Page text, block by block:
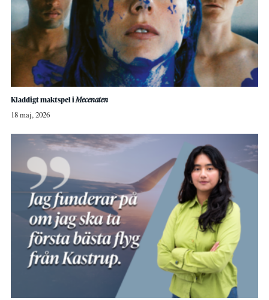
Kladdigt maktspel iMecenaten
18 maj, 2026